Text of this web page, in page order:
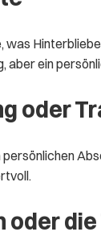
aber ein
oder
oder